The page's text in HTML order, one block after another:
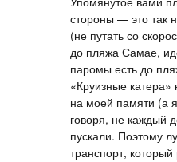
стороны — это так
(не путать со
до пляжа Самае,
паромы есть до
«Круизные
на моей памяти (а
говоря, не каждый
пускали. Поэтому
транспорт,